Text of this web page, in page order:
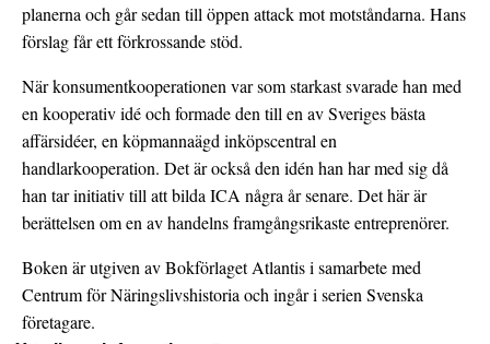
planerna och går sedan till öppen attack mot motståndarna. Hans
förslag får ett förkrossande stöd.
När konsumentkooperationen var som starkast svarade han med
en kooperativ idé och formade den till en av Sveriges bästa
affärsidéer, en köpmannaägd inköpscentral en
handlarkooperation. Det är också den idén han har med sig då
han tar initiativ till att bilda ICA några år senare. Det här är
berättelsen om en av handelns framgångsrikaste entreprenörer.
Boken är utgiven av Bokförlaget Atlantis i samarbete med
Centrum för Näringslivshistoria och ingår i serien Svenska
företagare.